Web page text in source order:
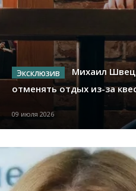
Михаил
отменять отдых из-за
09 июля 2026